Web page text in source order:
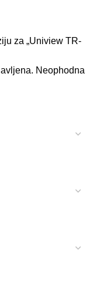
za „Uniview TR-
Neophodna